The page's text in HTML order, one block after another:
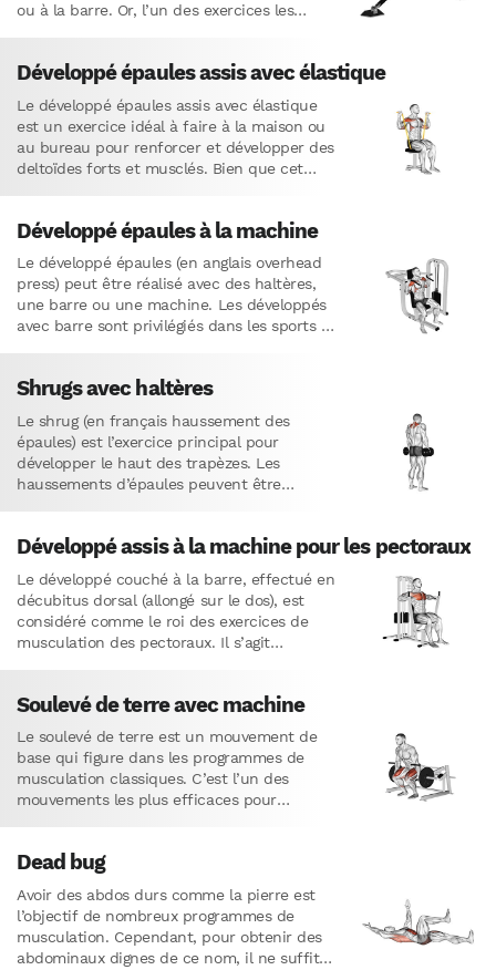
ou à la barre. Or, l’un des exercices les
Développé épaules assis avec élastique
Le développé épaules assis avec élastique
est un exercice idéal à faire à la maison ou
au bureau pour renforcer et développer des
deltoïdes forts et musclés. Bien que cet…
Développé épaules à la machine
Le développé épaules (en anglais overhead
press) peut être réalisé avec des haltères,
une barre ou une machine. Les développés
avec barre sont privilégiés dans les sports de
Shrugs avec haltères
Le shrug (en français haussement des
épaules) est l’exercice principal pour
développer le haut des trapèzes. Les
haussements d’épaules peuvent être
Développé assis à la machine pour les pectoraux
Le développé couché à la barre, effectué en
décubitus dorsal (allongé sur le dos), est
considéré comme le roi des exercices de
musculation des pectoraux. Il s’agit
Soulevé de terre avec machine
Le soulevé de terre est un mouvement de
base qui figure dans les programmes de
musculation classiques. C’est l’un des
mouvements les plus efficaces pour
Dead bug
Avoir des abdos durs comme la pierre est
l’objectif de nombreux programmes de
musculation. Cependant, pour obtenir des
abdominaux dignes de ce nom, il ne suffit